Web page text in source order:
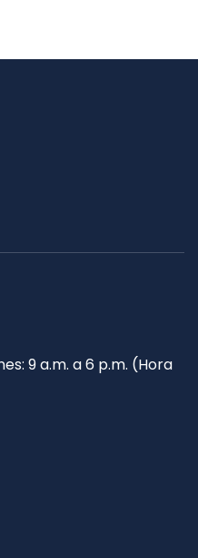
9 a.m. a 6 p.m. (Hora